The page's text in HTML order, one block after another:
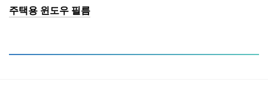
주택용 윈도우 필름